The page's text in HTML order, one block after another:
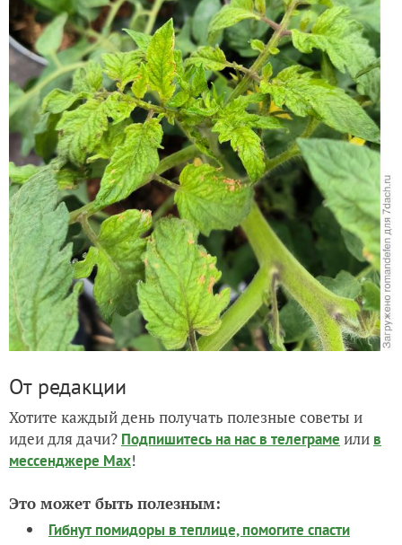
От редакции
Хотите каждый день получать полезные советы и
идеи для дачи? Подпишитесь на нас в телеграме или в
мессенджере Max!
Это может быть полезным:
Гибнут помидоры в теплице, помогите спасти